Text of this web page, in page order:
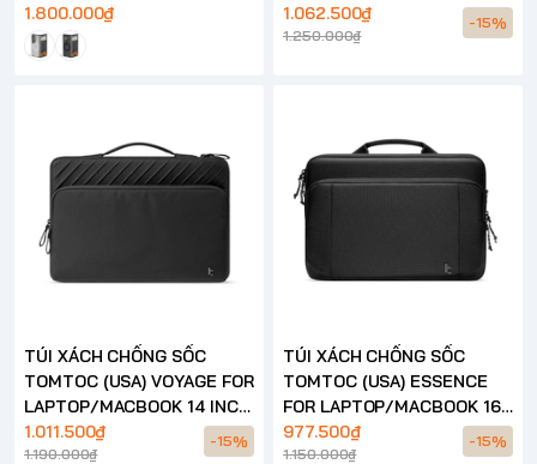
1.800.000₫
– A24
1.062.500₫
1.250.000₫
-15%
TÚI XÁCH CHỐNG SỐC
TOMTOC (USA) VOYAGE FOR
LAPTOP/MACBOOK 14 INCH
– A24
1.011.500₫
1.190.000₫
-15%
TÚI XÁCH CHỐNG SỐC
TOMTOC (USA) ESSENCE
FOR LAPTOP/MACBOOK 16
INCH – A34
977.500₫
1.150.000₫
-15%